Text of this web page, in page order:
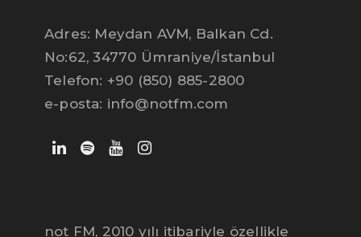
Adres: Meydan AVM, Balkan Cd.
No:62, 34770 Ümraniye/İstanbul
Telefon: +90 (850) 885-2800
e-posta: info@notfm.com
not FM, 2010 yılı itibariyle özellikle